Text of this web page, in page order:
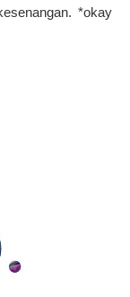
*okay